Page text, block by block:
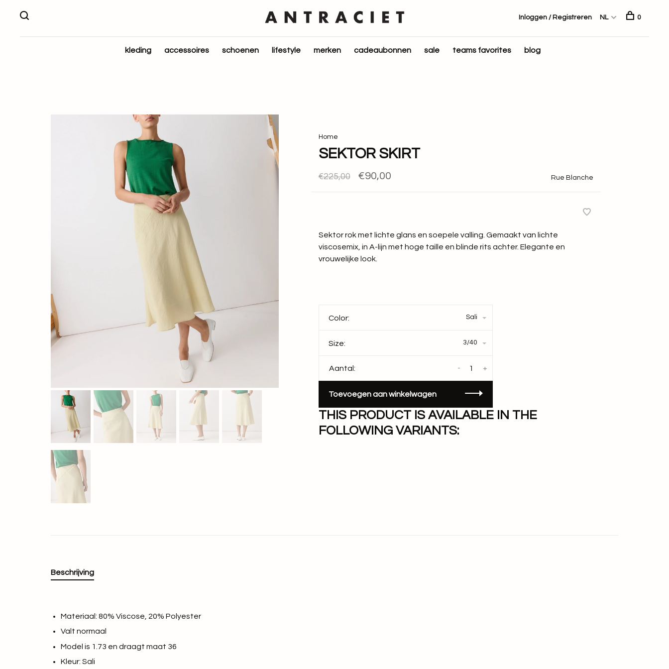
kleding accessoires schoenen lifestyle merken cadeaubonnen sale teams favorites blog
Inloggen / Registreren NL 0
Home
SEKTOR SKIRT
€225,00 €90,00 Rue Blanche
Sektor rok met lichte glans en soepele valling. Gemaakt van lichte
viscosemix, in A-lijn met hoge taille en blinde rits achter. Elegante en
vrouwelijke look.
Color: Sali
Size: 3/40
Aantal: +
-
Toevoegen aan winkelwagen
THIS PRODUCT IS AVAILABLE IN THE
FOLLOWING VARIANTS:
Beschrijving
Materiaal: 80% Viscose, 20% Polyester
Valt normaal
Model is 1.73 en draagt maat 36
Kleur: Sali